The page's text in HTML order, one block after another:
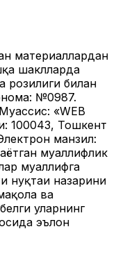
материаллардан
шаклларда
розилиги билан
№0987.
«WEB
100043, Тошкент
манзил:
муаллифлик
муаллифга
нуқтаи назарини
ва
уларнинг
эълон